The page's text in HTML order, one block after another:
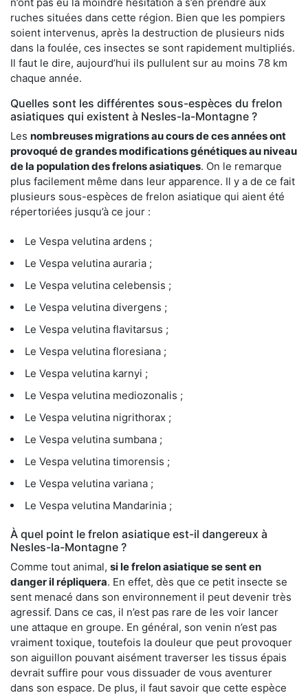
ruches situées dans cette région. Bien que les pompiers
soient intervenus, après la destruction de plusieurs nids
dans la foulée, ces insectes se sont rapidement multipliés.
Il faut le dire, aujourd’hui ils pullulent sur au moins 78 km
chaque année.
Quelles sont les différentes sous-espèces du frelon
asiatiques qui existent à Nesles-la-Montagne ?
Les nombreuses migrations au cours de ces années ont
provoqué de grandes modifications génétiques au niveau
de la population des frelons asiatiques. On le remarque
plus facilement même dans leur apparence. Il y a de ce fait
plusieurs sous-espèces de frelon asiatique qui aient été
répertoriées jusqu’à ce jour :
Le Vespa velutina ardens ;
Le Vespa velutina auraria ;
Le Vespa velutina celebensis ;
Le Vespa velutina divergens ;
Le Vespa velutina flavitarsus ;
Le Vespa velutina floresiana ;
Le Vespa velutina karnyi ;
Le Vespa velutina mediozonalis ;
Le Vespa velutina nigrithorax ;
Le Vespa velutina sumbana ;
Le Vespa velutina timorensis ;
Le Vespa velutina variana ;
Le Vespa velutina Mandarinia ;
À quel point le frelon asiatique est-il dangereux à
Nesles-la-Montagne ?
Comme tout animal, si le frelon asiatique se sent en
danger il répliquera. En effet, dès que ce petit insecte se
sent menacé dans son environnement il peut devenir très
agressif. Dans ce cas, il n’est pas rare de les voir lancer
une attaque en groupe. En général, son venin n’est pas
vraiment toxique, toutefois la douleur que peut provoquer
son aiguillon pouvant aisément traverser les tissus épais
devrait suffire pour vous dissuader de vous aventurer
dans son espace. De plus, il faut savoir que cette espèce